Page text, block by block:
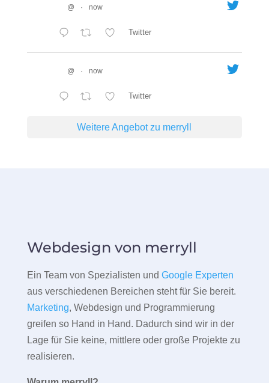
@ · now
Twitter
@ · now
Twitter
Weitere Angebot zu merryll
Webdesign von merryll
Ein Team von Spezialisten und Google Experten
aus verschiedenen Bereichen steht für Sie bereit.
Marketing, Webdesign und Programmierung
greifen so Hand in Hand. Dadurch sind wir in der
Lage für Sie keine, mittlere oder große Projekte zu
realisieren.